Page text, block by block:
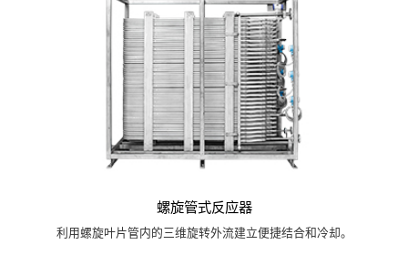
螺旋管式反应器
利用螺旋叶片管内的三维旋转外流建立便捷结合和冷却。